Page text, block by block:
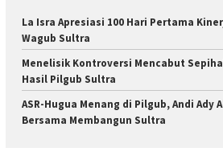
La Isra Apresiasi 100 Hari Pertama
Wagub Sultra
Menelisik Kontroversi Mencabut
Hasil Pilgub Sultra
ASR-Hugua Menang di Pilgub, Andi Ady
Bersama Membangun Sultra